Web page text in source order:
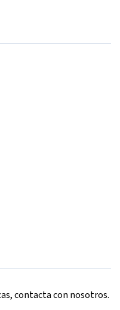
contacta con nosotros.